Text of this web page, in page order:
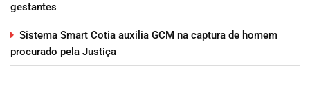
gestantes
Sistema Smart Cotia auxilia GCM na captura de homem
procurado pela Justiça